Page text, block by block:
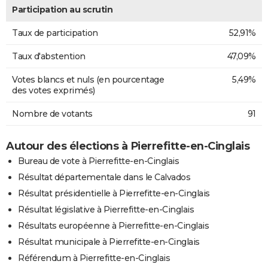
Participation au scrutin
Taux de participation 52,91%
Taux d'abstention 47,09%
Votes blancs et nuls (en pourcentage
des votes exprimés)
5,49%
Nombre de votants 91
Autour des élections à Pierrefitte-en-Cinglais
Bureau de vote à Pierrefitte-en-Cinglais
Résultat départementale dans le Calvados
Résultat présidentielle à Pierrefitte-en-Cinglais
Résultat législative à Pierrefitte-en-Cinglais
Résultats européenne à Pierrefitte-en-Cinglais
Résultat municipale à Pierrefitte-en-Cinglais
Référendum à Pierrefitte-en-Cinglais